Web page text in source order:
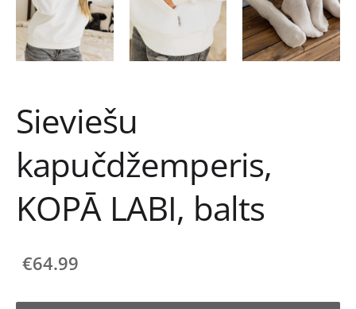
Sieviešu
kapučdžemperis,
KOPĀ LABI, balts
€64.99